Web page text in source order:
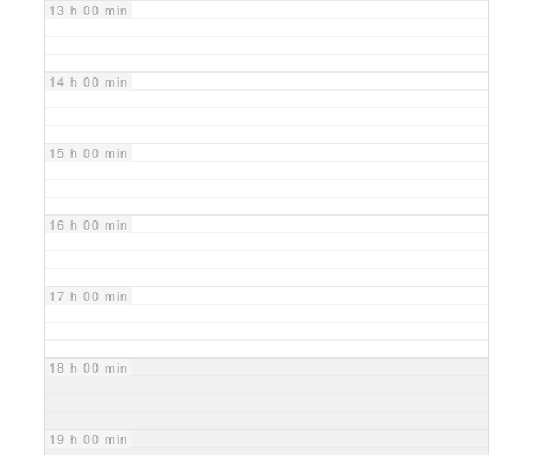
13 h 00 min
14 h 00 min
15 h 00 min
16 h 00 min
17 h 00 min
18 h 00 min
19 h 00 min